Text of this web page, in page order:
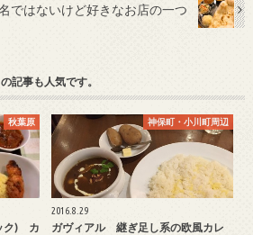
ではないけど好きなお店の一つ
記事も人気です。
秋葉原
ク) カ
神保町・小川町周辺
2016.8.29
ガヴィアル 継ぎ足し系の欧風カレ